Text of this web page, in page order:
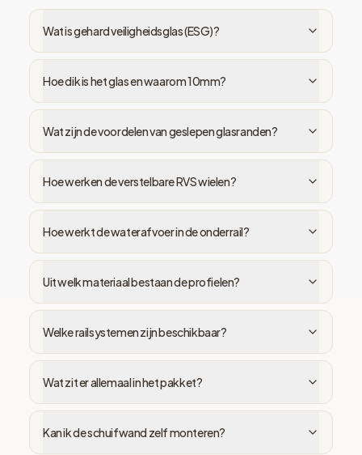
Wat is gehard veiligheidsglas (ESG)?
Hoe dik is het glas en waarom 10mm?
Wat zijn de voordelen van geslepen glasranden?
Hoe werken de verstelbare RVS wielen?
Hoe werkt de waterafvoer in de onderrail?
Uit welk materiaal bestaan de profielen?
Welke railsystemen zijn beschikbaar?
Wat zit er allemaal in het pakket?
Kan ik de schuifwand zelf monteren?